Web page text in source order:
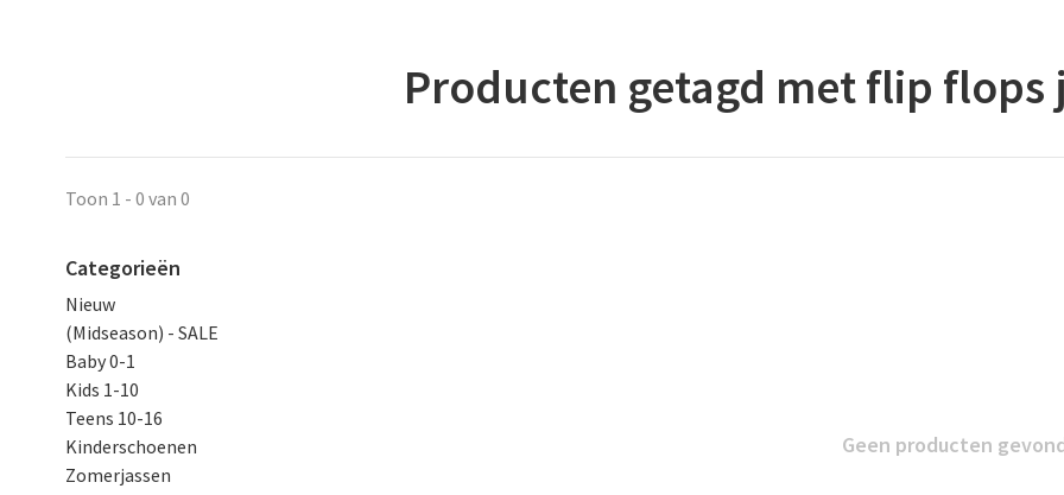
Producten getagd met flip flops
Toon 1 - 0 van 0
Categorieën
Nieuw
(Midseason) - SALE
Baby 0-1
Kids 1-10
Teens 10-16
Kinderschoenen
Zomerjassen
Geen producten